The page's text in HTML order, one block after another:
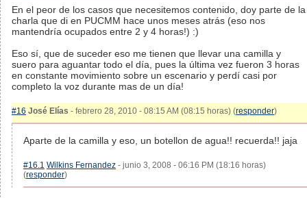
En el peor de los casos que necesitemos contenido, doy parte de la
charla que di en PUCMM hace unos meses atrás (eso nos
mantendría ocupados entre 2 y 4 horas!) :)
Eso sí, que de suceder eso me tienen que llevar una camilla y
suero para aguantar todo el día, pues la última vez fueron 3 horas
en constante movimiento sobre un escenario y perdí casi por
completo la voz durante mas de un día!
#16 José Elías - febrero 28, 2010 - 08:15 AM (08:15 horas) (responder)
Aparte de la camilla y eso, un botellon de agua!! recuerda!! jaja
#16.1 Wilkins Fernandez - junio 3, 2008 - 06:16 PM (18:16 horas)
(responder)